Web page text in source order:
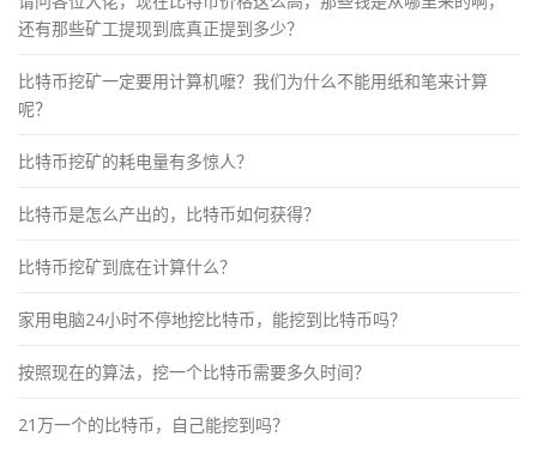
还有那些矿工提现到底真正提到多少？
比特币挖矿一定要用计算机嚒？我们为什么不能用纸和笔来计算
呢？
比特币挖矿的耗电量有多惊人？
比特币是怎么产出的，比特币如何获得？
比特币挖矿到底在计算什么？
家用电脑24小时不停地挖比特币，能挖到比特币吗？
按照现在的算法，挖一个比特币需要多久时间？
21万一个的比特币，自己能挖到吗？